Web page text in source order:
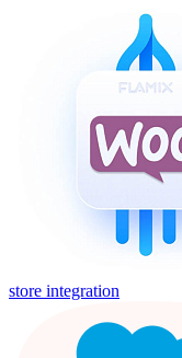
store integration